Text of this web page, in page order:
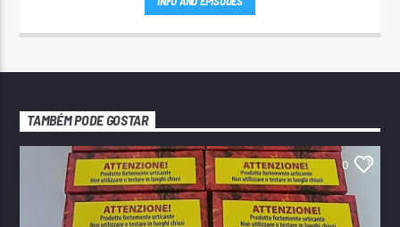
TAMBÉM PODE GOSTAR
0